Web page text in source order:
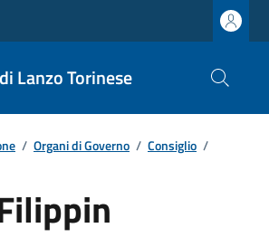
Lanzo Torinese
/ Organi di Governo / Consiglio /